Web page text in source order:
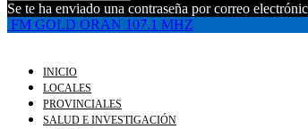
Se te ha enviado una contraseña por correo
FM GOLD ORAN 107.1 MHZ
INICIO
LOCALES
PROVINCIALES
SALUD E INVESTIGACIÓN